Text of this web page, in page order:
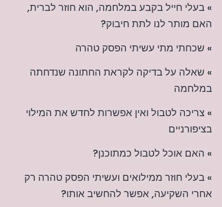
» בעלי חייל בקבע במלחמה, הוא חוזר לברית,
האם מותר לנו לתת חיבוק?
» שכחתי מתי עשיתי הפסק טהרה
» שאלה על בדיקה לקראת החתונה שנדחתה
במלחמה
» צריכה לטבול ואין אפשרות לחדש את המילוי
בציפורניים
» האם אוכל לטבול כמתוכנן?
» בעלי חוזר ממילואים ועשיתי הפסק טהרה רק
אחרי השקיעה, אפשר להחשיב אותו?